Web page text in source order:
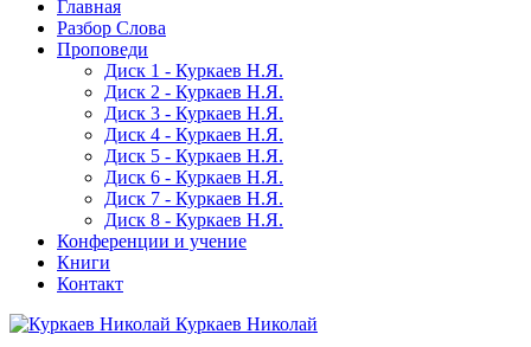
Главная
Разбор Слова
Проповеди
Диск 1 - Куркаев Н.Я.
Диск 2 - Куркаев Н.Я.
Диск 3 - Куркаев Н.Я.
Диск 4 - Куркаев Н.Я.
Диск 5 - Куркаев Н.Я.
Диск 6 - Куркаев Н.Я.
Диск 7 - Куркаев Н.Я.
Диск 8 - Куркаев Н.Я.
Конференции и учение
Книги
Контакт
Куркаев Николай